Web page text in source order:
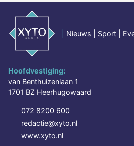
Nieuws | Sport |
Hoofdvestiging:
van Benthuizenlaan 1
1701 BZ Heerhugowaard
072 8200 600
redactie@xyto.nl
www.xyto.nl